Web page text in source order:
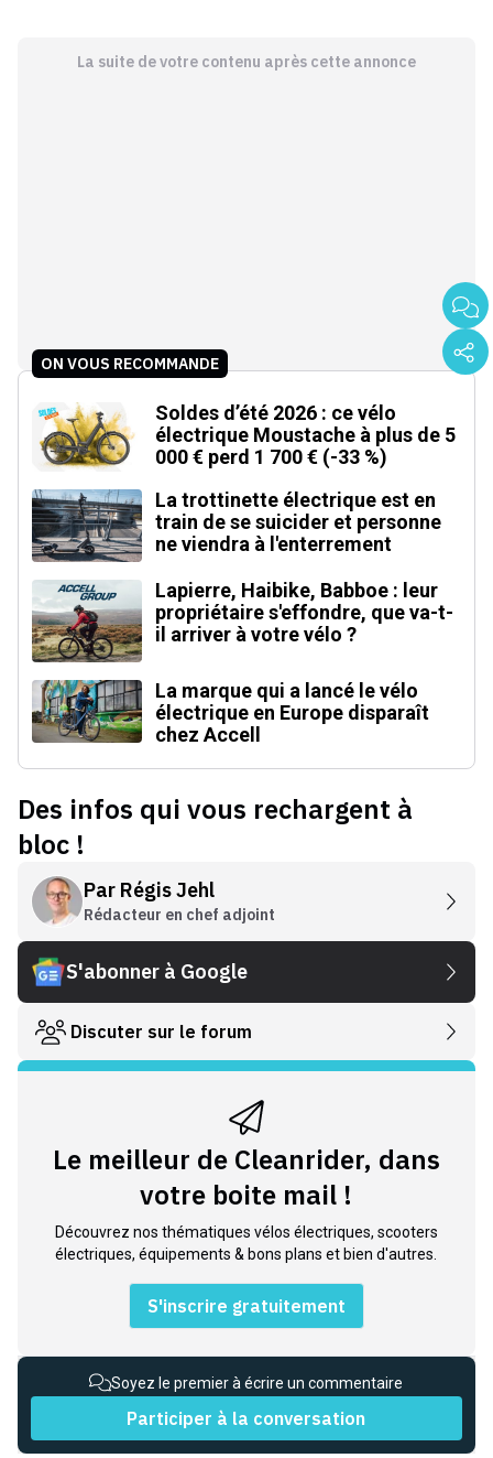
La suite de votre contenu après cette annonce
ON VOUS RECOMMANDE
Soldes d’été 2026 : ce vélo
électrique Moustache à plus de 5
000 € perd 1 700 € (-33 %)
La trottinette électrique est en
train de se suicider et personne
ne viendra à l'enterrement
Lapierre, Haibike, Babboe : leur
propriétaire s'effondre, que va-t-
il arriver à votre vélo ?
La marque qui a lancé le vélo
électrique en Europe disparaît
chez Accell
Des infos qui vous rechargent à
bloc !
Par Régis Jehl
Rédacteur en chef adjoint
S'abonner à Google
Discuter sur le forum
Le meilleur de Cleanrider, dans
votre boite mail !
Découvrez nos thématiques vélos électriques, scooters
électriques, équipements & bons plans et bien d'autres.
S'inscrire gratuitement
Soyez le premier à écrire un commentaire
Participer à la conversation